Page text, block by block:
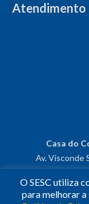
Atendimento
Casa do
Av. Visconde
O SESC utiliza
para melhorar a